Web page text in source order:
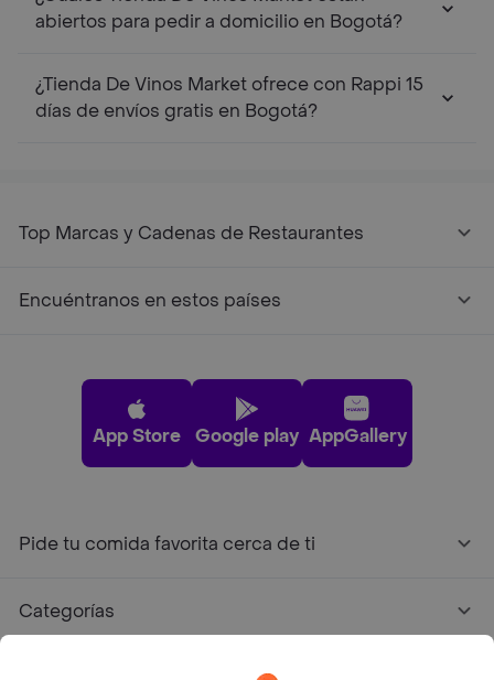
abiertos para pedir a domicilio en Bogotá?
¿Tienda De Vinos Market ofrece con Rappi 15
días de envíos gratis en Bogotá?
Top Marcas y Cadenas de Restaurantes
Encuéntranos en estos países
App Store Google play AppGallery
Pide tu comida favorita cerca de ti
Categorías